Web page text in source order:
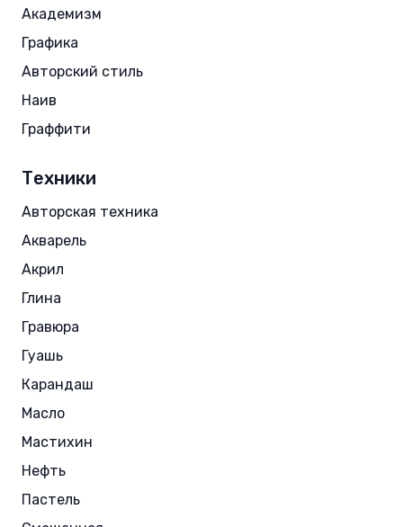
Академизм
Графика
Авторский стиль
Наив
Граффити
Техники
Авторская техника
Акварель
Акрил
Глина
Гравюра
Гуашь
Карандаш
Масло
Мастихин
Нефть
Пастель